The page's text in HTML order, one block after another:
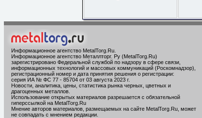
Информационное агентство MetalTorg.Ru
Информационное агентство Металлторг. Ру (MetalTorg.Ru)
зарегистрировано Федеральной службой по надзору в сфере связи,
информационных технологий и массовых коммуникаций (Роскомнадзор),
регистрационный номер и дата принятия решения о регистрации:
серия ИА № ФС 77 - 85704 от 03 августа 2023 г.
Новости, аналитика, цены, статистика рынка черных, цветных и
драгоценных металлов.
Использование открытых материалов разрешается с обязательной
гиперссылкой на MetalTorg.Ru
Мнение авторов материалов, размещаемых на сайте MetalTorg.Ru, может
не совпадать с мнением редакции.